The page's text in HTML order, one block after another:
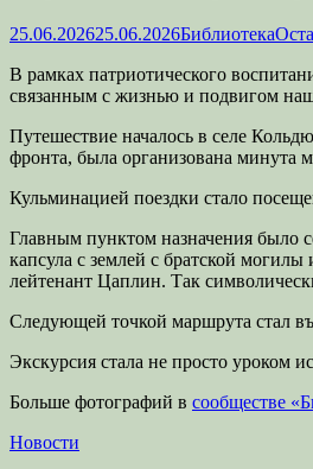
Опубликовано
25.06.202625.06.2026Автор
Библиотека
В рамках патриотического
связанным с жизнью и подвигом
Путешествие началось в селе
фронта, была организована минута
Кульминацией поездки стало
Главным пунктом назначения было
капсула с землей с братской
лейтенант Цаплин. Так
Следующей точкой маршрута стал
Экскурсия стала не просто уроком
Больше фотографий в сообществе
Категории
Новости